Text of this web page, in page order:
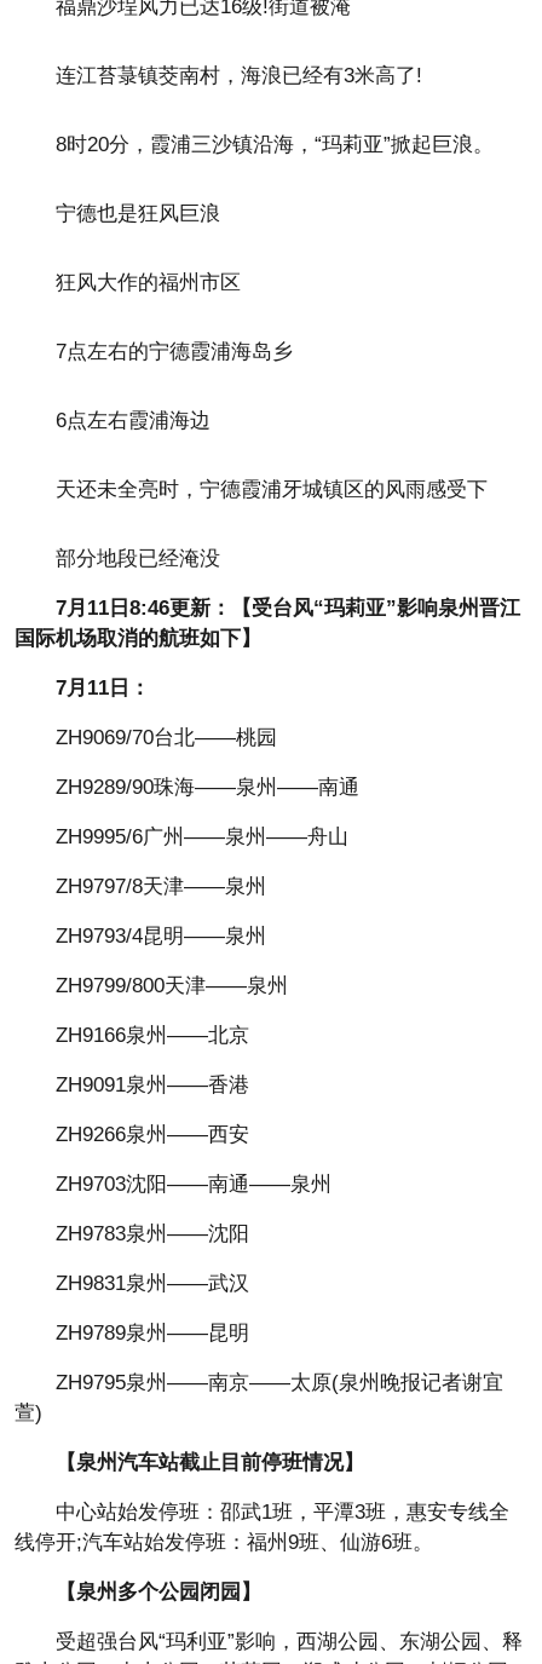
福鼎沙埕风力已达16级!街道被淹
连江苔菉镇茭南村，海浪已经有3米高了!
8时20分，霞浦三沙镇沿海，“玛莉亚”掀起巨浪。
宁德也是狂风巨浪
狂风大作的福州市区
7点左右的宁德霞浦海岛乡
6点左右霞浦海边
天还未全亮时，宁德霞浦牙城镇区的风雨感受下
部分地段已经淹没
7月11日8:46更新：【受台风“玛莉亚”影响泉州晋江
国际机场取消的航班如下】
7月11日：
ZH9069/70台北——桃园
ZH9289/90珠海——泉州——南通
ZH9995/6广州——泉州——舟山
ZH9797/8天津——泉州
ZH9793/4昆明——泉州
ZH9799/800天津——泉州
ZH9166泉州——北京
ZH9091泉州——香港
ZH9266泉州——西安
ZH9703沈阳——南通——泉州
ZH9783泉州——沈阳
ZH9831泉州——武汉
ZH9789泉州——昆明
ZH9795泉州——南京——太原(泉州晚报记者谢宜
萱)
【泉州汽车站截止目前停班情况】
中心站始发停班：邵武1班，平潭3班，惠安专线全
线停开;汽车站始发停班：福州9班、仙游6班。
【泉州多个公园闭园】
受超强台风“玛利亚”影响，西湖公园、东湖公园、释